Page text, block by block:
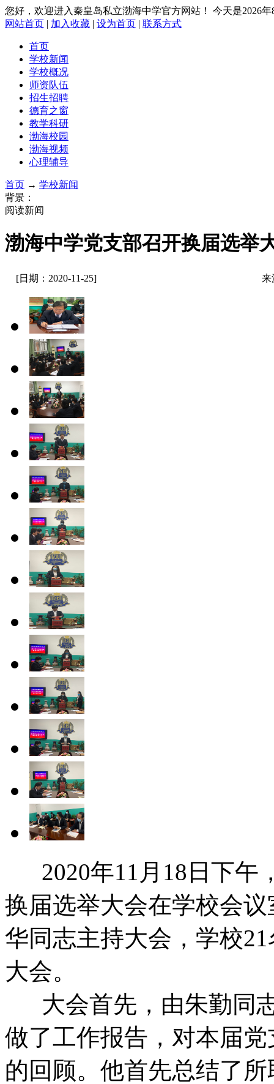
您好，欢迎进入秦皇岛私立渤海中学官方网站！ 今天是2026
网站首页 | 加入收藏 | 设为首页 | 联系方式
首页
学校新闻
学校概况
师资队伍
招生招聘
德育之窗
教学科研
渤海校园
渤海视频
心理辅导
首页 → 学校新闻
背景：
阅读新闻
渤海中学党支部召开换届选举
[日期：2020-11-25] 来
2020年11月18日下午
换届选举大会在学校会
华同志主持大会，学校
大会。
大会首先，由朱勤同
做了工作报告，对本届
的回顾。他首先总结了